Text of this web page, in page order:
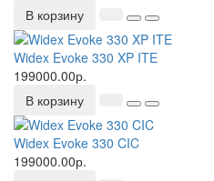
В корзину
Widex Evoke 330 XP ITE
199000.00р.
В корзину
Widex Evoke 330 CIC
199000.00р.